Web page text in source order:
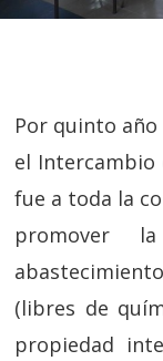
Por quinto
el Intercambio
fue a toda la
promover
(libres de
propiedad